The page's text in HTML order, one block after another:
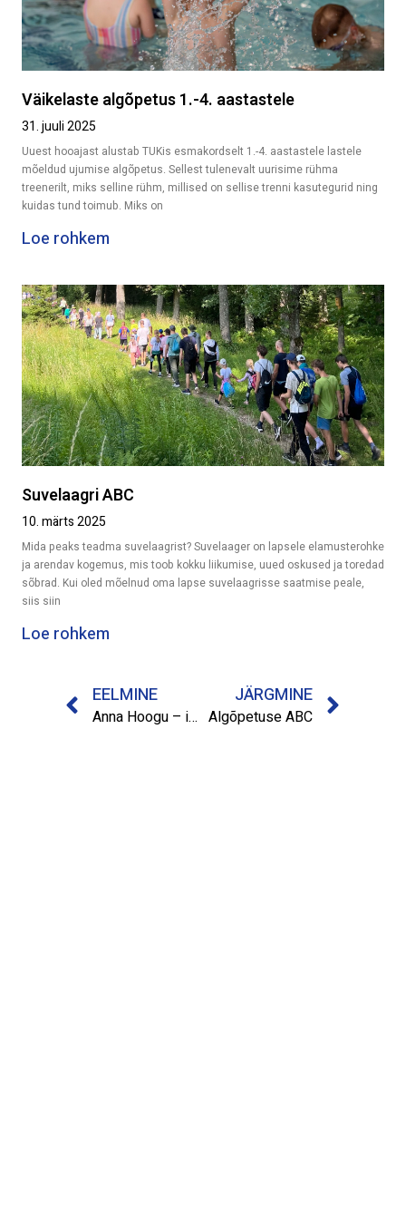
Väikelaste algõpetus 1.-4. aastastele
31. juuli 2025
Uuest hooajast alustab TUKis esmakordselt 1.-4. aastastele lastele
mõeldud ujumise algõpetus. Sellest tulenevalt uurisime rühma
treenerilt, miks selline rühm, millised on sellise trenni kasutegurid ning
kuidas tund toimub. Miks on
Loe rohkem
Suvelaagri ABC
10. märts 2025
Mida peaks teadma suvelaagrist? Suvelaager on lapsele elamusterohke
ja arendav kogemus, mis toob kokku liikumise, uued oskused ja toredad
sõbrad. Kui oled mõelnud oma lapse suvelaagrisse saatmise peale,
siis siin
Loe rohkem
EELMINE
Anna Hoogu – igaüks väärib võimalust
JÄRGMINE
Algõpetuse ABC